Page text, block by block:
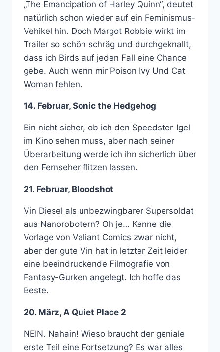
„The Emancipation of Harley Quinn“, deutet
natürlich schon wieder auf ein Feminismus-
Vehikel hin. Doch Margot Robbie wirkt im
Trailer so schön schräg und durchgeknallt,
dass ich Birds auf jeden Fall eine Chance
gebe. Auch wenn mir Poison Ivy Und Cat
Woman fehlen.
14. Februar, Sonic the Hedgehog
Bin nicht sicher, ob ich den Speedster-Igel
im Kino sehen muss, aber nach seiner
Überarbeitung werde ich ihn sicherlich über
den Fernseher flitzen lassen.
21. Februar, Bloodshot
Vin Diesel als unbezwingbarer Supersoldat
aus Nanorobotern? Oh je… Kenne die
Vorlage von Valiant Comics zwar nicht,
aber der gute Vin hat in letzter Zeit leider
eine beeindruckende Filmografie von
Fantasy-Gurken angelegt. Ich hoffe das
Beste.
20. März, A Quiet Place 2
NEIN. Nahain! Wieso braucht der geniale
erste Teil eine Fortsetzung? Es war alles